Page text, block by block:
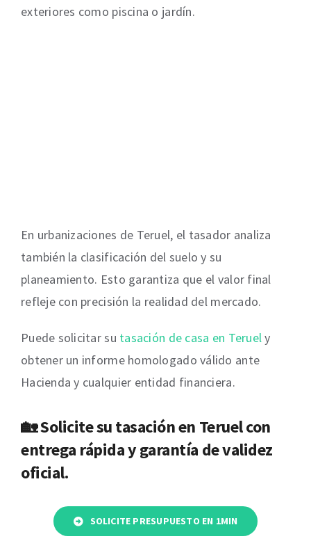
exteriores como piscina o jardín.
En urbanizaciones de Teruel, el tasador analiza
también la clasificación del suelo y su
planeamiento. Esto garantiza que el valor final
refleje con precisión la realidad del mercado.
Puede solicitar su tasación de casa en Teruel y
obtener un informe homologado válido ante
Hacienda y cualquier entidad financiera.
🏡 Solicite sutasación en Teruelcon
entrega rápida y garantía de validez
oficial.
SOLICITE PRESUPUESTO EN 1MIN